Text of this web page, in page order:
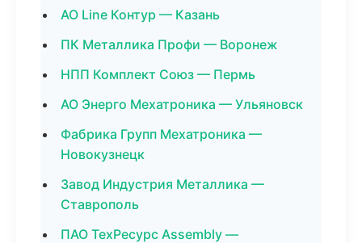
АО Line Контур — Казань
ПК Металлика Профи — Воронеж
НПП Комплект Союз — Пермь
АО Энерго Мехатроника — Ульяновск
Фабрика Групп Мехатроника —
Новокузнецк
Завод Индустрия Металлика —
Ставрополь
ПАО ТехРесурс Assembly —